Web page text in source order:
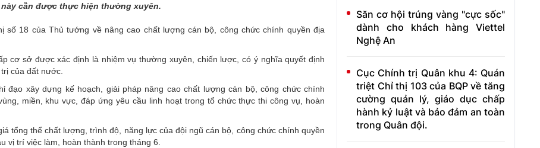
cần được thực hiện thường xuyên.
số 18 của Thủ tướng về nâng cao chất lượng cán bộ, công chức chính quyền địa
cơ sở được xác định là nhiệm vụ thường xuyên, chiến lược, có ý nghĩa quyết định
của đất nước.
xây dựng kế hoạch, giải pháp nâng cao chất lượng cán bộ, công chức chính
miền, khu vực, đáp ứng yêu cầu linh hoạt trong tổ chức thực thi công vụ, hoàn
tổng thể chất lượng, trình độ, năng lực của đội ngũ cán bộ, công chức chính quyền
vị trí việc làm, hoàn thành trong tháng 6.
Săn cơ hội trúng vàng "cực sốc"
dành cho khách hàng Viettel
Nghệ An
Cục Chính trị Quân khu 4: Quán
triệt Chỉ thị 103 của BQP về tăng
cường quản lý, giáo dục chấp
hành kỷ luật và bảo đảm an toàn
trong Quân đội.